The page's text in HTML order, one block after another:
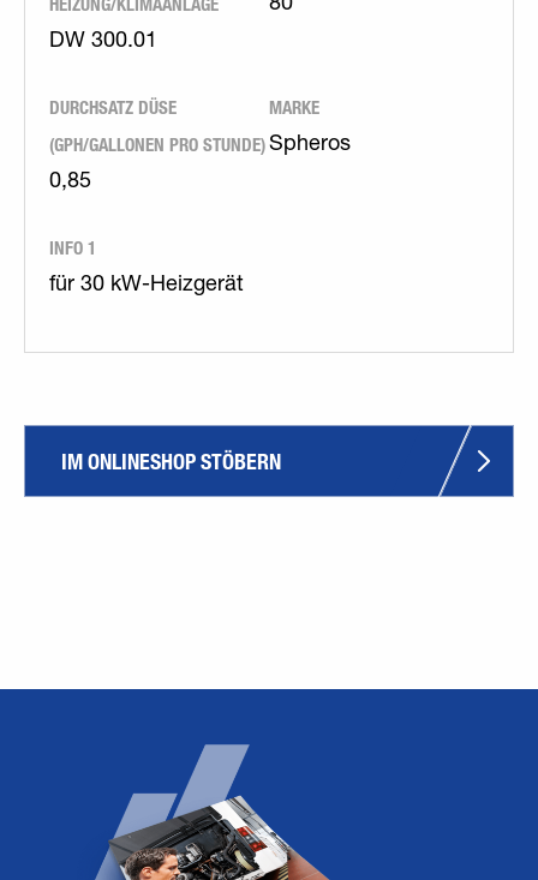
HEIZUNG/KLIMAANLAGE
DW 300.01
80
DURCHSATZ DÜSE
(GPH/GALLONEN PRO STUNDE)
0,85
MARKE
Spheros
INFO 1
für 30 kW-Heizgerät
IM ONLINESHOP STÖBERN